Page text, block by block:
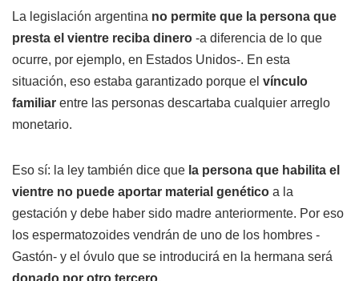
La legislación argentina no permite que la persona que
presta el vientre reciba dinero -a diferencia de lo que
ocurre, por ejemplo, en Estados Unidos-. En esta
situación, eso estaba garantizado porque el vínculo
familiar entre las personas descartaba cualquier arreglo
monetario.
Eso sí: la ley también dice que la persona que habilita el
vientre no puede aportar material genético a la
gestación y debe haber sido madre anteriormente. Por eso
los espermatozoides vendrán de uno de los hombres -
Gastón- y el óvulo que se introducirá en la hermana será
donado por otro tercero.